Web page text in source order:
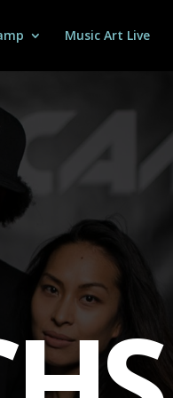
Music Art Live